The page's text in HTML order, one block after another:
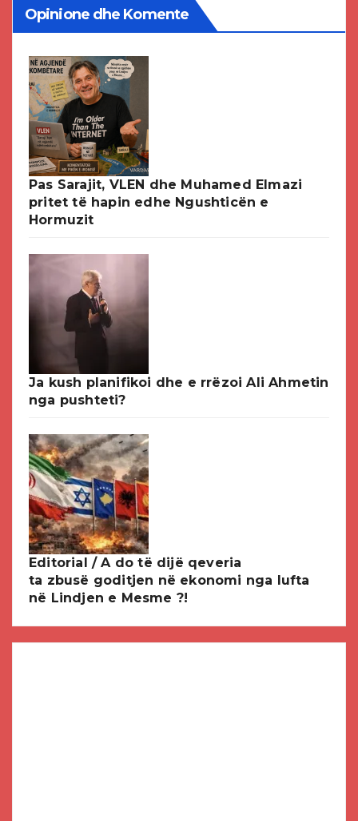
Opinione dhe Komente
Pas Sarajit, VLEN dhe Muhamed Elmazi
pritet të hapin edhe Ngushticën e
Hormuzit
Ja kush planifikoi dhe e rrëzoi Ali Ahmetin
nga pushteti?
Editorial / A do të dijë qeveria
ta zbusë goditjen në ekonomi nga lufta
në Lindjen e Mesme ?!